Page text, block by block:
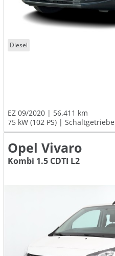
Diesel
EZ 09/2020
56.411 km
75 kW (102 PS)
Schaltgetriebe
Opel Vivaro
Kombi 1.5 CDTI L2